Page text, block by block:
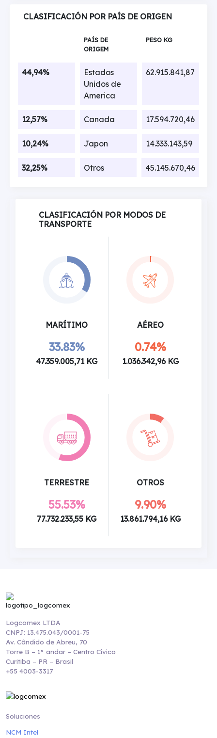
CLASIFICACIÓN POR PAÍS DE ORIGEN
PAÍS DE
ORIGEM
PESO KG
44,94%
Estados
Unidos de
America
62.915.841,87
12,57% Canada 17.594.720,46
10,24% Japon 14.333.143,59
32,25% Otros 45.145.670,46
CLASIFICACIÓN POR MODOS DE
TRANSPORTE
MARÍTIMO
33.83%
47.359.005,71 KG
AÉREO
0.74%
1.036.342,96 KG
TERRESTRE
55.53%
77.732.233,55 KG
OTROS
9.90%
13.861.794,16 KG
Logcomex LTDA
CNPJ: 13.475.043/0001-75
Av. Cândido de Abreu, 70
Torre B – 1° andar – Centro Cívico
Curitiba – PR – Brasil
+55 4003-3317
Soluciones
NCM Intel